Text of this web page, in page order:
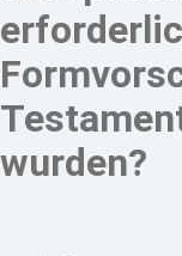
wurden?